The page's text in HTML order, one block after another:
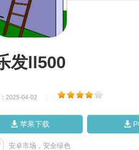
发ll500
2025-04-02
苹果下载
安卓市场，安全绿色